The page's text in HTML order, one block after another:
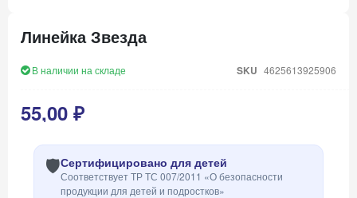
началу
галереи
Линейка Звезда
В наличии на складе SKU 4625613925906
55,00 ₽
🛡️Сертифицировано для детей
Соответствует ТР ТС 007/2011 «О безопасности
продукции для детей и подростков»